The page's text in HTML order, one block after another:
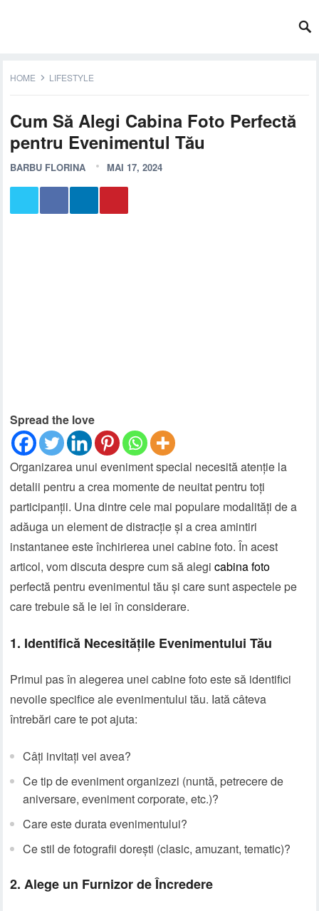
HOME LIFESTYLE
Cum Să Alegi Cabina Foto Perfectă
pentru Evenimentul Tău
BARBU FLORINA MAI 17, 2024
Spread the love
Organizarea unui eveniment special necesită atenție la
detalii pentru a crea momente de neuitat pentru toți
participanții. Una dintre cele mai populare modalități de a
adăuga un element de distracție și a crea amintiri
instantanee este închirierea unei cabine foto. În acest
articol, vom discuta despre cum să alegicabina foto
perfectă pentru evenimentul tău și care sunt aspectele pe
care trebuie să le iei în considerare.
1. Identifică Necesitățile Evenimentului Tău
Primul pas în alegerea unei cabine foto este să identifici
nevoile specifice ale evenimentului tău. Iată câteva
întrebări care te pot ajuta:
Câți invitați vei avea?
Ce tip de eveniment organizezi (nuntă, petrecere de
aniversare, eveniment corporate, etc.)?
Care este durata evenimentului?
Ce stil de fotografii dorești (clasic, amuzant, tematic)?
2. Alege un Furnizor de Încredere